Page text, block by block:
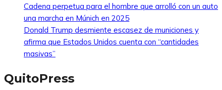
Cadena perpetua para el hombre que arrolló con un auto
una marcha en Múnich en 2025
Donald Trump desmiente escasez de municiones y
afirma que Estados Unidos cuenta con “cantidades
masivas”
QuitoPress